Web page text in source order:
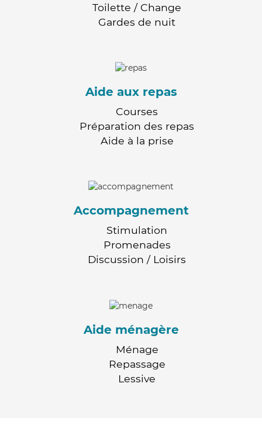
Toilette / Change
Gardes de nuit
Aide aux repas
Courses
Préparation des repas
Aide à la prise
Accompagnement
Stimulation
Promenades
Discussion / Loisirs
Aide ménagère
Ménage
Repassage
Lessive